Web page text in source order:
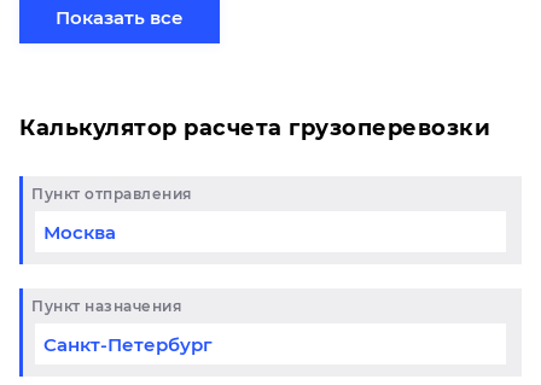
свой груз сборной партией по готовому маршруту
в Казань и у вас возникли вопросы, свяжитесь с
Показать все
Калькулятор расчета грузоперевозки
Пункт отправления
Пункт назначения